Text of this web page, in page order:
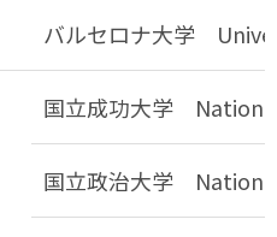
バルセロナ大学
国立成功大学
国立政治大学